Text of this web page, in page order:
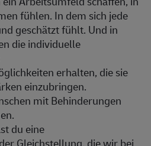
fühlen. In dem sich jede
geschätzt fühlt. Und in
die individuelle
erhalten, die sie
einzubringen.
mit Behinderungen
du eine
Gleichstellung, die wir bei